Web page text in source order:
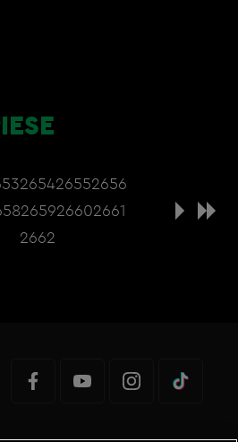
265426552656
265926602661
2662